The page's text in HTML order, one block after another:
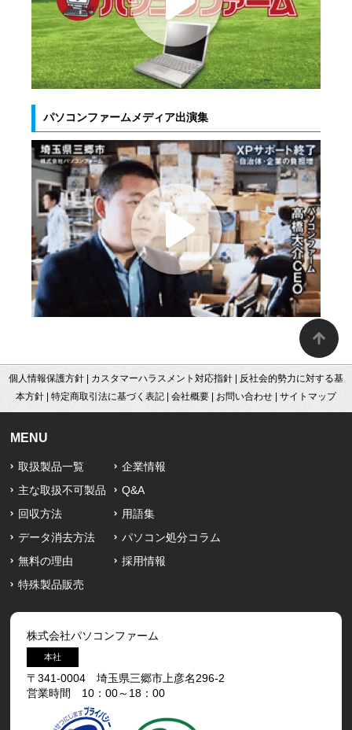
パソコンファームメディア出演集
個人情報保護方針 カスタマーハラスメント対応指針
反社会的勢力に対する基
本方針
特定商取引法に基づく表記 会社概要 お問い合わせ サイトマップ
MENU
取扱製品一覧
主な取扱不可製品
回収方法
データ消去方法
無料の理由
特殊製品販売
企業情報
Q&A
用語集
パソコン処分コラム
採用情報
株式会社パソコンファーム
本社
〒341-0004 埼玉県三郷市上彦名296-2
営業時間 10：00～18：00